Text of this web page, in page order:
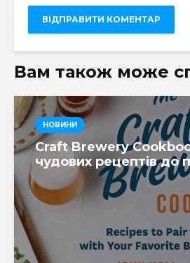
Вам також може
НОВИНИ
Craft Brewery
чудових рецептів до